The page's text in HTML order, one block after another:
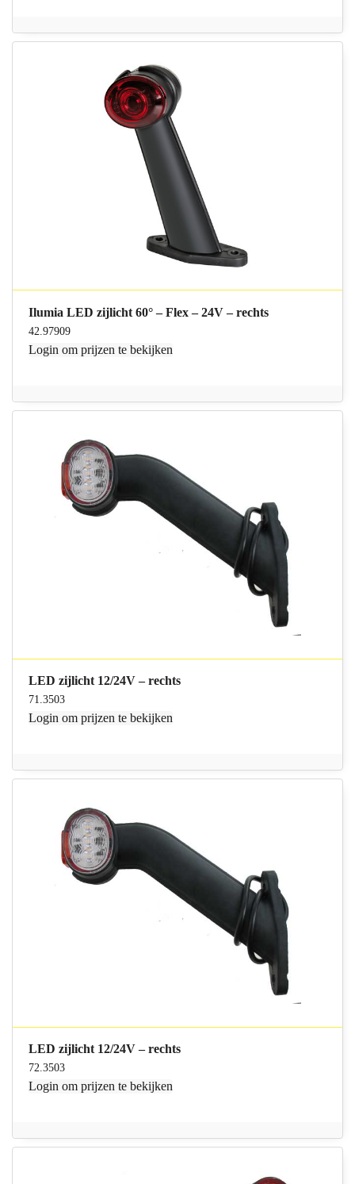
Ilumia LED zijlicht 60° – Flex – 24V – rechts
42.97909
Login om prijzen te bekijken
LED zijlicht 12/24V – rechts
71.3503
Login om prijzen te bekijken
LED zijlicht 12/24V – rechts
72.3503
Login om prijzen te bekijken